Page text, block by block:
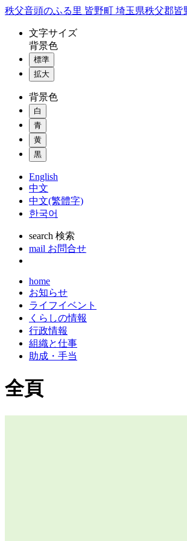
コ
秩父音頭のふる里 皆野町 埼玉県秩父郡皆
文字サイズ
背景色
標準
拡大
背景色
白
青
黄
黒
English
中文
中文(繁體字)
한국어
search 検索
mail お問合せ
home
お知らせ
ライフイベント
くらしの情報
行政情報
組織と仕事
助成・手当
全頁